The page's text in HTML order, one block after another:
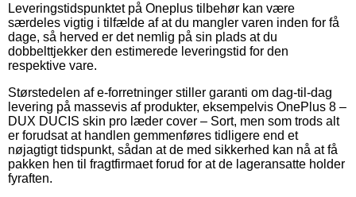
Leveringstidspunktet på Oneplus tilbehør kan være
særdeles vigtig i tilfælde af at du mangler varen inden for få
dage, så herved er det nemlig på sin plads at du
dobbelttjekker den estimerede leveringstid for den
respektive vare.
Størstedelen af e-forretninger stiller garanti om dag-til-dag
levering på massevis af produkter, eksempelvis OnePlus 8 –
DUX DUCIS skin pro læder cover – Sort, men som trods alt
er forudsat at handlen gemmenføres tidligere end et
nøjagtigt tidspunkt, sådan at de med sikkerhed kan nå at få
pakken hen til fragtfirmaet forud for at de lageransatte holder
fyraften.